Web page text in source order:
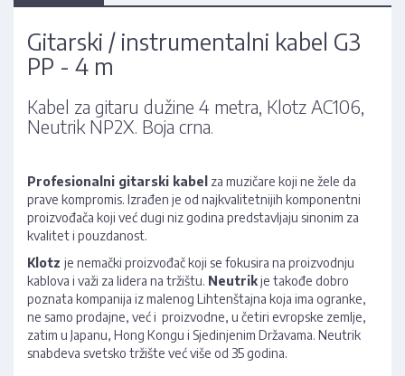
Gitarski / instrumentalni kabel G3
PP - 4 m
Kabel za gitaru dužine 4 metra, Klotz AC106,
Neutrik NP2X. Boja crna.
Profesionalni gitarski kabel za muzičare koji ne žele da
prave kompromis. Izrađen je od najkvalitetnijih komponentni
proizvođača koji već dugi niz godina predstavljaju sinonim za
kvalitet i pouzdanost.
Klotz je nemački proizvođač koji se fokusira na proizvodnju
kablova i važi za lidera na tržištu. Neutrikje takođe dobro
poznata kompanija iz malenog Lihtenštajna koja ima ogranke,
ne samo prodajne, već i proizvodne, u četiri evropske zemlje,
zatim u Japanu, Hong Kongu i Sjedinjenim Državama. Neutrik
snabdeva svetsko tržište već više od 35 godina.